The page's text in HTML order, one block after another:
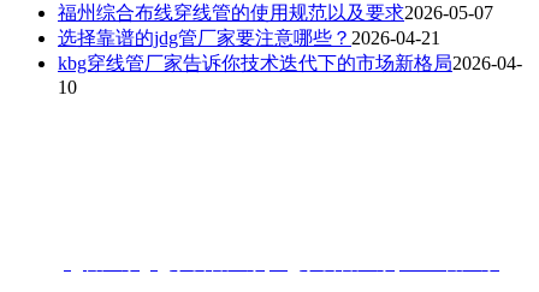
福州综合布线穿线管的使用规范以及要求2026-05-07
选择靠谱的jdg管厂家要注意哪些？ 2026-04-21
kbg穿线管厂家告诉你技术迭代下的市场新格局2026-04-
10